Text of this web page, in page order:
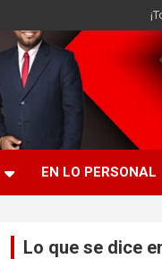
EN LO PERSONAL
Lo que se dice